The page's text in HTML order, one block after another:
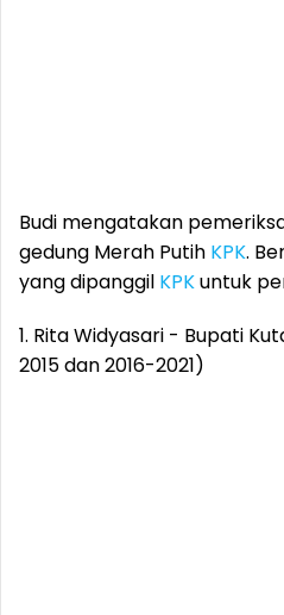
Budi mengatakan
gedung Merah Putih KPK.
yang dipanggil KPKuntuk
1. Rita Widyasari - Bupati
2015 dan 2016-2021)